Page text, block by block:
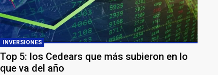
INVERSIONES
Top 5: los Cedears que más subieron en lo
que va del año